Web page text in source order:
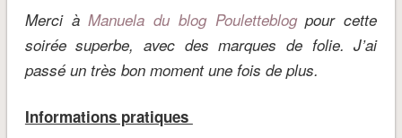
Merci àManuela du blog Pouletteblogpour cette
soirée superbe, avec des marques de folie. J’ai
passé un très bon moment une fois de plus.
Informations pratiques